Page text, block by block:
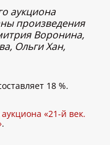
аукциона
произведения
Воронина,
Ольги Хан,
18 %.
«21-й век.
.